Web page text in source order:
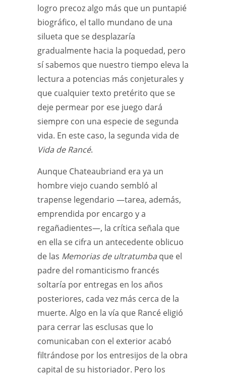
logro precoz algo más que un puntapié
biográfico, el tallo mundano de una
silueta que se desplazaría
gradualmente hacia la poquedad, pero
sí sabemos que nuestro tiempo eleva la
lectura a potencias más conjeturales y
que cualquier texto pretérito que se
deje permear por ese juego dará
siempre con una especie de segunda
vida. En este caso, la segunda vida de
Vida de Rancé.
Aunque Chateaubriand era ya un
hombre viejo cuando sembló al
trapense legendario —tarea, además,
emprendida por encargo y a
regañadientes—, la crítica señala que
en ella se cifra un antecedente oblicuo
de las Memorias de ultratumbaque el
padre del romanticismo francés
soltaría por entregas en los años
posteriores, cada vez más cerca de la
muerte. Algo en la vía que Rancé eligió
para cerrar las esclusas que lo
comunicaban con el exterior acabó
filtrándose por los entresijos de la obra
capital de su historiador. Pero los